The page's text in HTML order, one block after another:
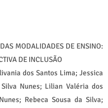
MODALIDADES DE ENSINO:
DE INCLUSÃO
dos Santos Lima; Jessica
Nunes; Lilian Valéria dos
Rebeca Sousa da Silva;